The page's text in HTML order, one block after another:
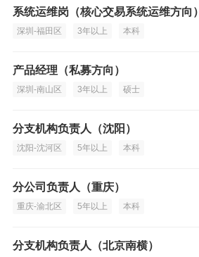
系统运维岗（核心交易系统运维方向）
深圳-福田区 3年以上 本科
产品经理（私募方向）
深圳-南山区 3年以上 硕士
分支机构负责人（沈阳）
沈阳-沈河区 5年以上 本科
分公司负责人（重庆）
重庆-渝北区 5年以上 本科
分支机构负责人（北京南横）